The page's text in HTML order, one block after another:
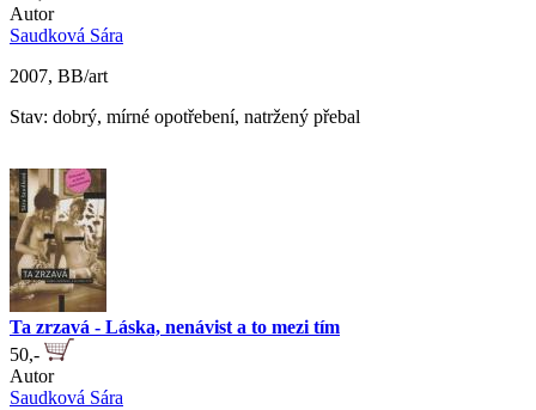
Autor
Saudková Sára
2007, BB/art
Stav: dobrý, mírné opotřebení, natržený přebal
Ta zrzavá - Láska, nenávist a to mezi tím
50,-
Autor
Saudková Sára